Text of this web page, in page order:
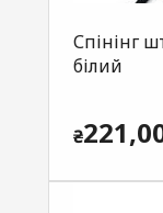
Спінінг
білий
₴